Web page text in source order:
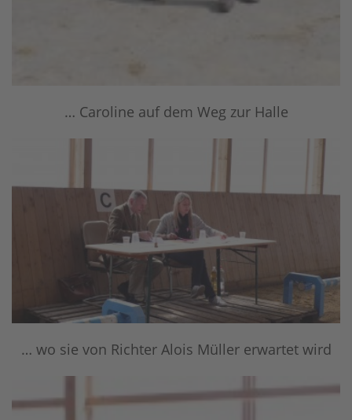
… Caroline auf dem Weg zur Halle
… wo sie von Richter Alois Müller erwartet wird